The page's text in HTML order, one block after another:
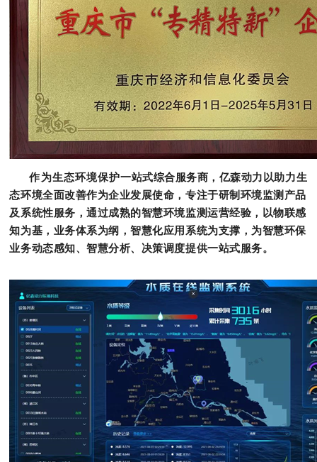
作为生态环境保护一站式综合服务商，亿森动力以助力生
态环境全面改善作为企业发展使命，专注于研制环境监测产品
及系统性服务，通过成熟的智慧环境监测运营经验，以物联感
知为基，业务体系为纲，智慧化应用系统为支撑，为智慧环保
业务动态感知、智慧分析、决策调度提供一站式服务。